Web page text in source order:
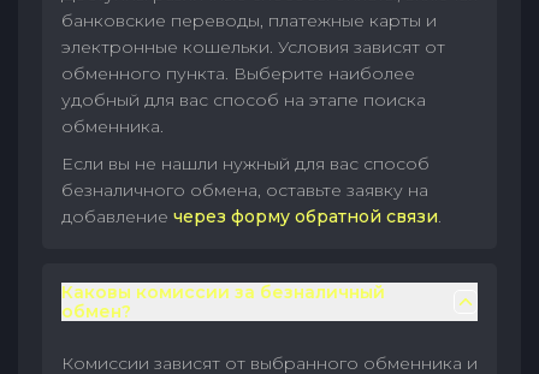
банковские переводы, платежные карты и
электронные кошельки. Условия зависят от
обменного пункта. Выберите наиболее
удобный для вас способ на этапе поиска
обменника.
Если вы не нашли нужный для вас способ
безналичного обмена, оставьте заявку на
добавление через форму обратной связи.
Каковы комиссии за безналичный
обмен?
Комиссии зависят от выбранного обменника и